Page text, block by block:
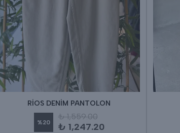
RİOS DENİM PANTOLON
%20
₺ 1,559.00
₺ 1,247.20